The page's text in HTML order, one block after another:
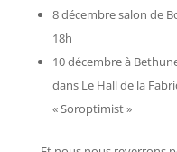
8 décembre salon de
18h
10 décembre à
dans Le Hall de la
« Soroptimist »